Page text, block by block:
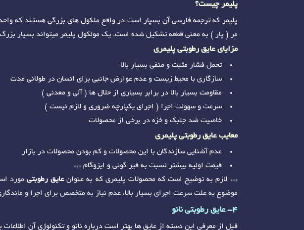
پلیمر چیست؟
پلیمر که ترجمه فارسی آن بَسپار است در واقع ملکول های بزرگی هستند که
مِر ( پار ) به معنی قطعه تشکیل شده است. یک مولکول پلیمر میتواند بسیار
مزایای عایق رطوبتی پلیمری
تحمل فشار مثبت و منفی بسیار بالا
سازگاری با محیط زیست و عدم عوارض جانبی برای انسان در طولانی مدت
مقاومت بسیار بالا در برابر بسیاری از حلال ها ( آلی و معدنی )
سرعت و سهولت اجرا ( اجرای یکپارچه ضروری و لازم نیست )
خاصیت ضد جلبک و خزه در برخی از محصولات
معایب عایق رطوبتی پلیمری
عدم آشنایی سازندگان با این محصولات و کم بودن محصولات در بازار
قیمت اولیه بیشتر نسبت به قیر گونی و ایزوگام ***
*** لازم به توضیح است که محصولات پلیمری که به عنوانعایق رطوبتیمورد
موضوع به علت سرعت اجرای بسیار بالا، عدم نیاز به متخصص برای اجرا و
4- عایق رطوبتی نانو
قبل از معرفی این دسته از عایق ها بهتر است درباره نانو و تکنولوژی آن